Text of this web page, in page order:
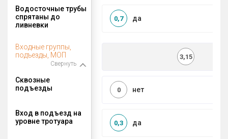
Водосточные трубы
спрятаны до
ливневки
да
0,7
Входные группы,
подъезды, МОП
Свернуть
3,15
Сквозные
подъезды
нет
0
Вход в подъезд на
уровне тротуара
да
0,3